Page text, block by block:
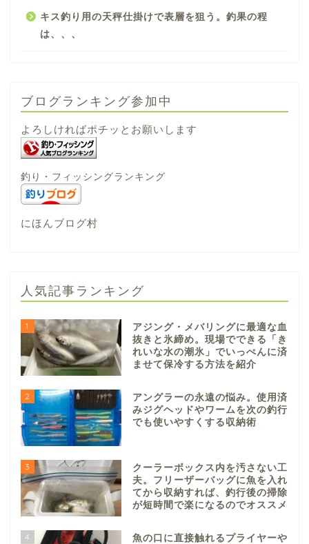
キス釣り用の天秤仕掛けで表層を狙う。釣果の程
は、、、
ブログランキング参加中
よろしければポチッとお願いします
釣り・フィッシングランキング
にほんブログ村
人気記事ランキング
1
アジング・メバリングに最適な血
抜きと氷締め。現場でできる「き
れいな水の潮氷」でいっぺんに済
ませて保冷する方法を紹介
2
アングラーの永遠の悩み。使用済
みジグヘッドやワームを次の釣行
でも使いやすくする収納術
3
クーラーボックス内を汚さない工
夫。フリーザーバッグに魚を入れ
てから収納すれば、釣行後の掃除
が短時間で楽になるのでオススメ
4
魚の口に直接触れるプライヤーや